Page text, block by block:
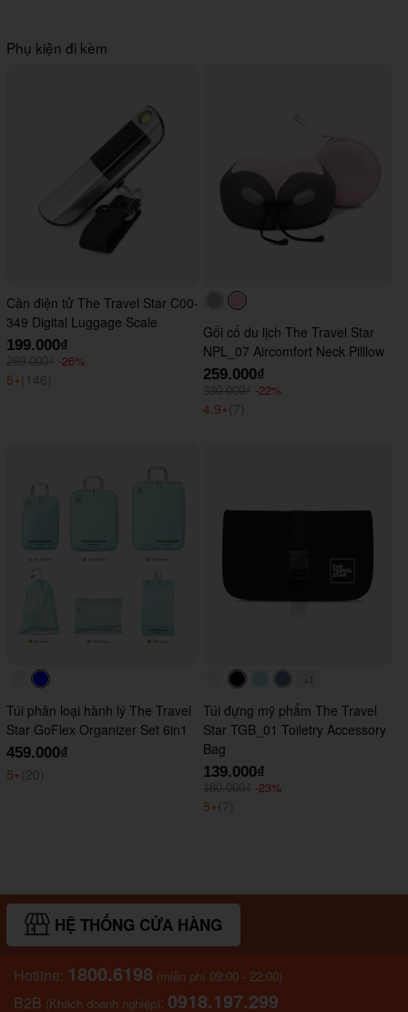
Phụ kiện đi kèm
Cân điện tử The Travel Star C00-
349 Digital Luggage Scale
199.000₫
269.000₫ -26%
5⭑ (146)
#acacac
Gối cổ du lịch The Travel Star
NPL_07 Aircomfort Neck Pilllow
259.000₫
330.000₫ -22%
4.9⭑ (7)
#faf0e6
Túi phân loại hành lý The Travel
Star GoFlex Organizer Set 6in1
459.000₫
5⭑ (20)
#faf0e6#000000#ADD8E6
+1
Túi đựng mỹ phẩm The Travel
Star TGB_01 Toiletry Accessory
Bag
139.000₫
180.000₫ -23%
5⭑ (7)
HỆ THỐNG CỬA HÀNG
Hotline: 1800.6198 (miễn phí 09:00 - 22:00)
B2B (Khách doanh nghiệp): 0918.197.299